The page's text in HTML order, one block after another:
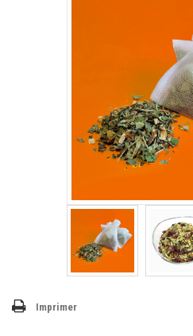
Imprimer